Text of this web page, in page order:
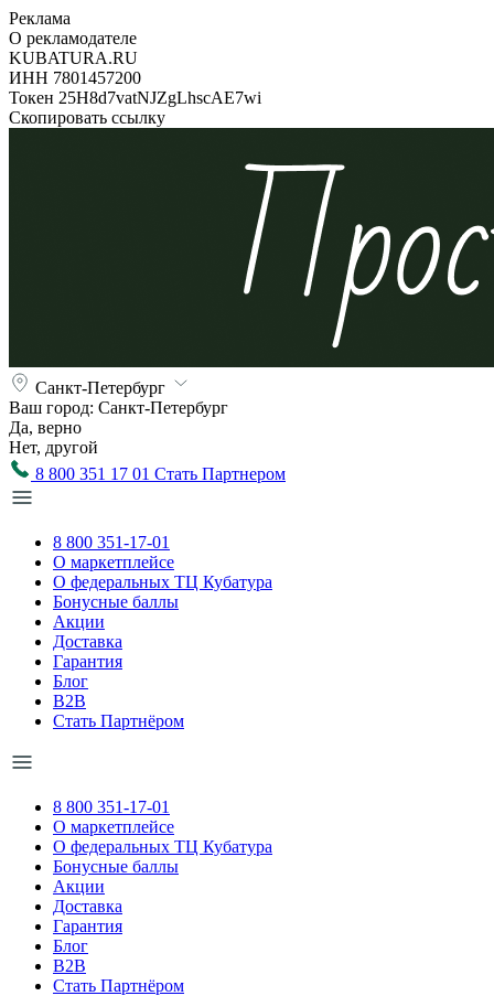
Реклама
О рекламодателе
KUBATURA.RU
ИНН 7801457200
Токен 25H8d7vatNJZgLhscAE7wi
Скопировать ссылку
Санкт-Петербург
Ваш город: Санкт-Петербург
Да, верно
Нет, другой
8 800 351 17 01 Стать Партнером
8 800 351-17-01
О маркетплейсе
О федеральных ТЦ Кубатура
Бонусные баллы
Акции
Доставка
Гарантия
Блог
B2B
Стать Партнёром
8 800 351-17-01
О маркетплейсе
О федеральных ТЦ Кубатура
Бонусные баллы
Акции
Доставка
Гарантия
Блог
B2B
Стать Партнёром